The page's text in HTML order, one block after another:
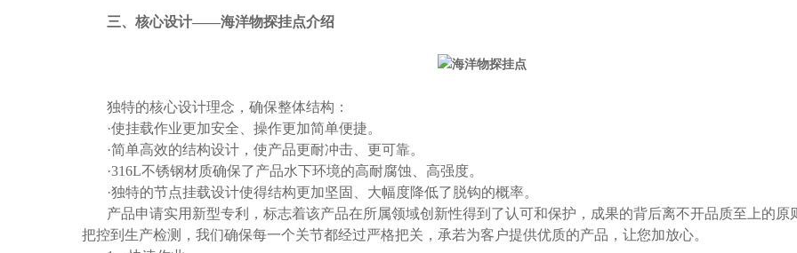
三、核心设计——海洋物探挂点介绍
独特的核心设计理念，确保整体结构：
·使挂载作业更加安全、操作更加简单便捷。
·简单高效的结构设计，使产品更耐冲击、更可靠。
·316L不锈钢材质确保了产品水下环境的高耐腐蚀、高强度。
·独特的节点挂载设计使得结构更加坚固、大幅度降低了脱钩的概率。
产品申请实用新型专利，标志着该产品在所属领域创新性得到了认可和保护，成果的背后离不开品质至上的原
把控到生产检测，我们确保每一个关节都经过严格把关，承若为客户提供优质的产品，让您加放心。